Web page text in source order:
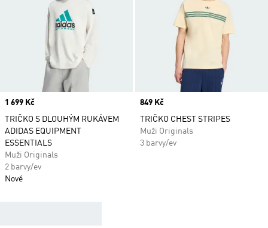
Price
1 699 Kč
TRIČKO S DLOUHÝM RUKÁVEM
ADIDAS EQUIPMENT
ESSENTIALS
Muži Originals
2 barvy/ev
Nové
Price
849 Kč
TRIČKO CHEST STRIPES
Muži Originals
3 barvy/ev